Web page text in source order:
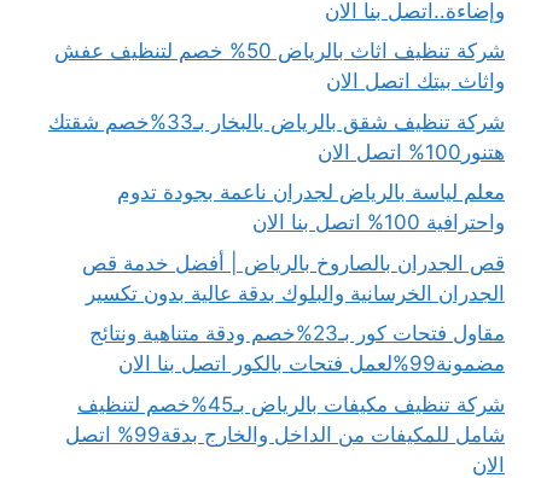
وإضاءة..اتصل بنا الان
شركة تنظيف اثاث بالرياض 50% خصم لتنظيف عفش
واثاث بيتك اتصل الان
شركة تنظيف شقق بالرياض بالبخار بـ33%خصم شقتك
هتنور100% اتصل الان
معلم لياسة بالرياض لجدران ناعمة بجودة تدوم
واحترافية 100% اتصل بنا الان
قص الجدران بالصاروخ بالرياض | أفضل خدمة قص
الجدران الخرسانية والبلوك بدقة عالية بدون تكسير
مقاول فتحات كور بـ23%خصم ودقة متناهية ونتائج
مضمونة99%لعمل فتحات بالكور اتصل بنا الان
شركة تنظيف مكيفات بالرياض بـ45%خصم لتنظيف
شامل للمكيفات من الداخل والخارج بدقة99% اتصل
الان